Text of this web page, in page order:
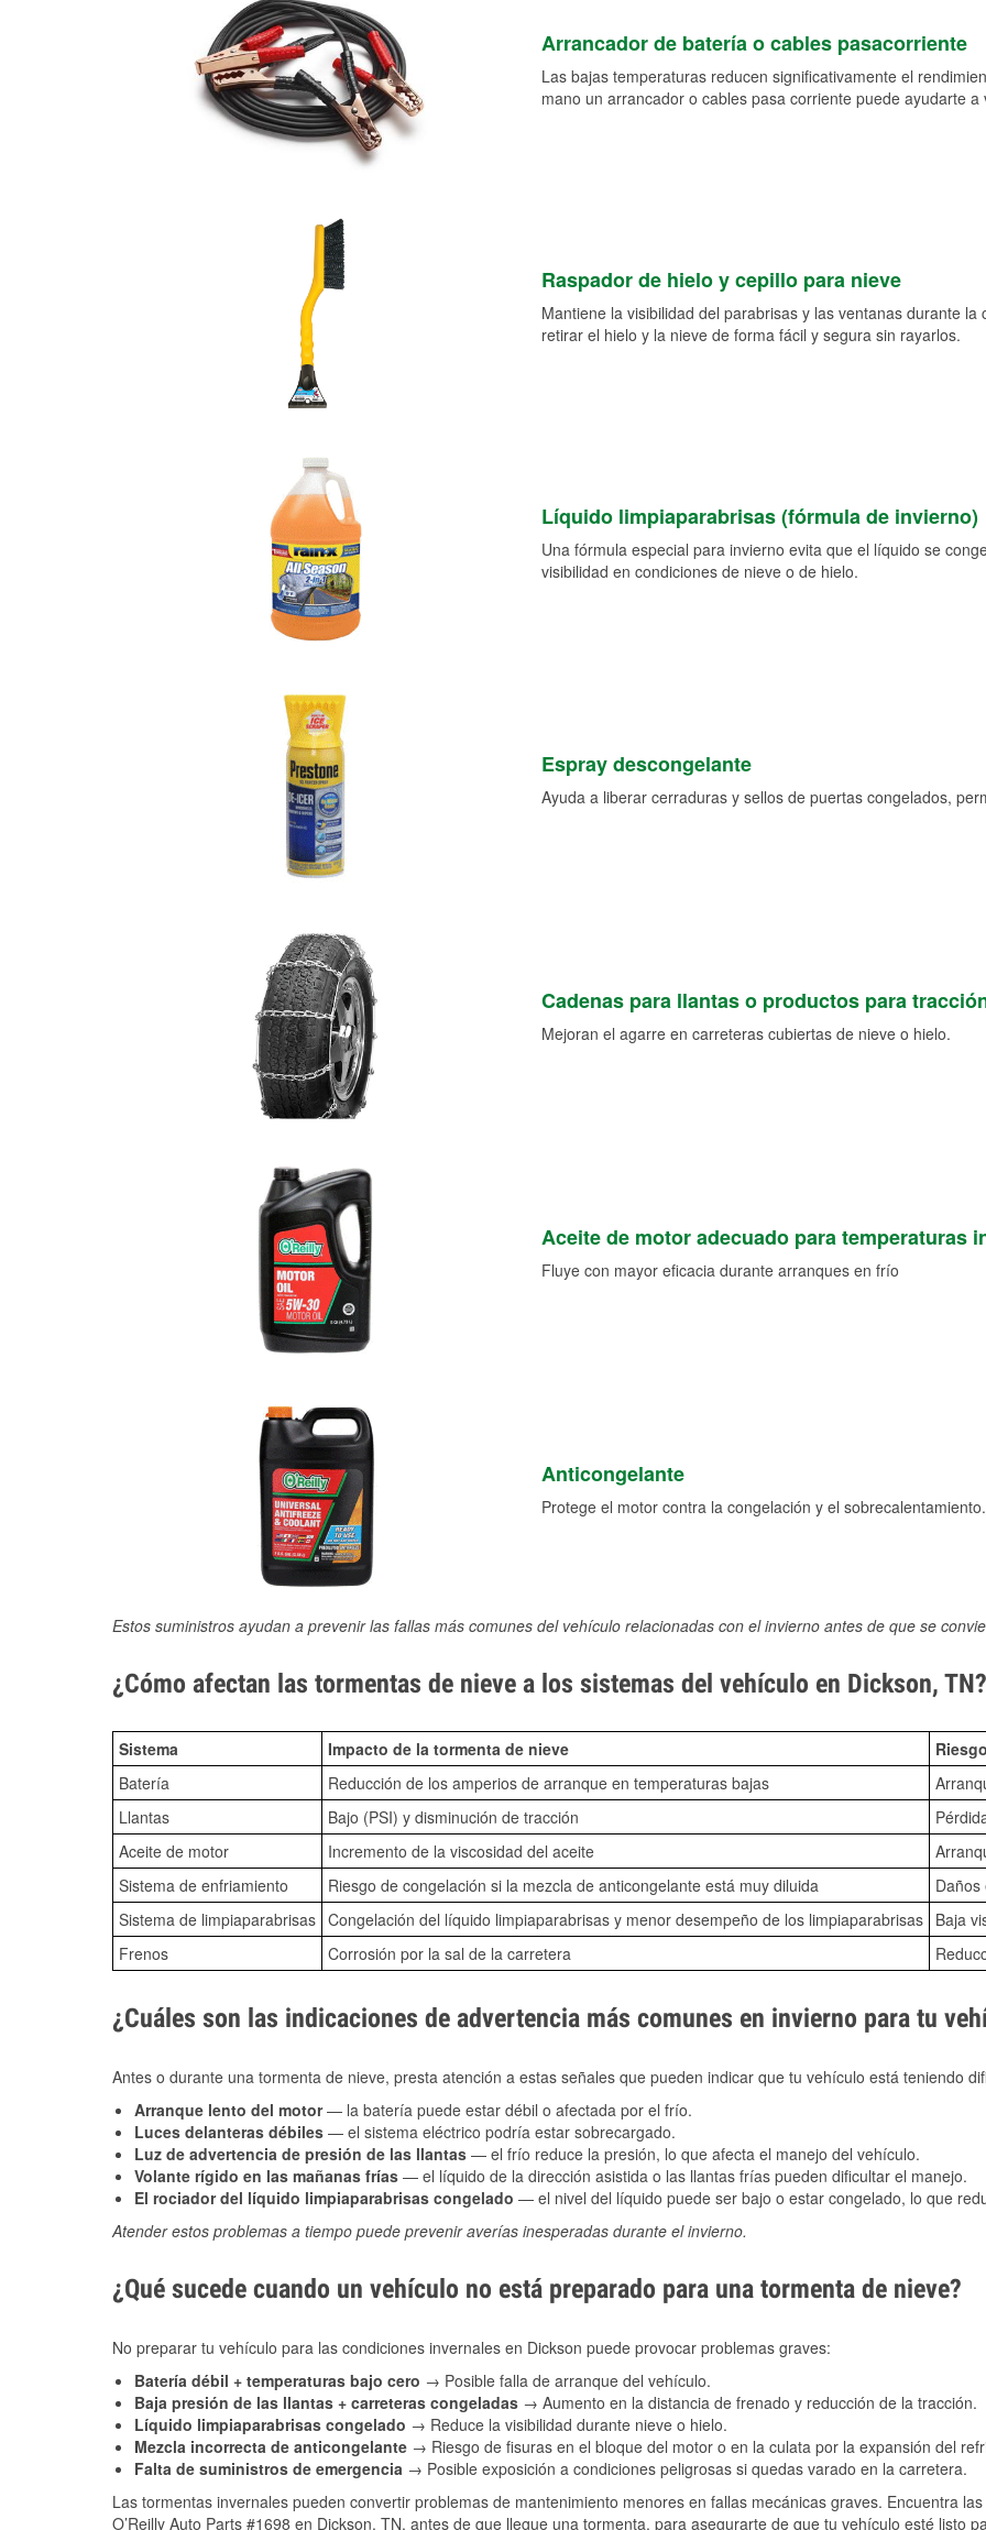
Arrancador de batería o cables pasacorriente
Las bajas temperaturas reducen significativamente el
mano un arrancador o cables pasa corriente puede ayudarte
Raspador de hielo y cepillo para nieve
Mantiene la visibilidad del parabrisas y las ventanas durante
retirar el hielo y la nieve de forma fácil y segura sin rayarlos.
Líquido limpiaparabrisas (fórmula de invierno)
Una fórmula especial para invierno evita que el líquido se
visibilidad en condiciones de nieve o de hielo.
Espray descongelante
Ayuda a liberar cerraduras y sellos de puertas congelados,
Cadenas para llantas o productos para
Mejoran el agarre en carreteras cubiertas de nieve o hielo.
Aceite de motor adecuado para temperaturas
Fluye con mayor eficacia durante arranques en frío
Anticongelante
Protege el motor contra la congelación y el sobrecalentamiento.
Estos suministros ayudan a prevenir las fallas más comunes del vehículo relacionadas con el invierno antes de que se
¿Cómo afectan las tormentas de nieve a los sistemas del vehículo en Dickson, TN?
Sistema Impacto de la tormenta de nieve
Batería
Reducción de los amperios de arranque en temperaturas bajas
Llantas
Bajo (PSI) y disminución de tracción
Aceite de motor
Incremento de la viscosidad del aceite
Sistema de enfriamiento
Riesgo de congelación si la mezcla de anticongelante está muy diluida
Sistema de limpiaparabrisas Congelación del líquido limpiaparabrisas y menor desempeño de los limpiaparabrisas Baja
Frenos
Corrosión por la sal de la carretera
¿Cuáles son las indicaciones de advertencia más comunes en invierno para tu
Antes o durante una tormenta de nieve, presta atención a estas señales que pueden indicar que tu vehículo está teniendo
Arranque lento del motor— la batería puede estar débil o afectada por el frío.
Luces delanteras débiles — el sistema eléctrico podría estar sobrecargado.
Luz de advertencia de presión de las llantas — el frío reduce la presión, lo que afecta el manejo del vehículo.
Volante rígido en las mañanas frías — el líquido de la dirección asistida o las llantas frías pueden dificultar el manejo.
El rociador del líquido limpiaparabrisas congelado — el nivel del líquido puede ser bajo o estar congelado, lo que
Atender estos problemas a tiempo puede prevenir averías inesperadas durante el invierno.
¿Qué sucede cuando un vehículo no está preparado para una tormenta de nieve?
No preparar tu vehículo para las condiciones invernales en Dickson puede provocar problemas graves:
Batería débil + temperaturas bajo cero → Posible falla de arranque del vehículo.
Baja presión de las llantas + carreteras congeladas → Aumento en la distancia de frenado y reducción de la tracción.
Líquido limpiaparabrisas congelado → Reduce la visibilidad durante nieve o hielo.
Mezcla incorrecta de anticongelante → Riesgo de fisuras en el bloque del motor o en la culata por la expansión del
Falta de suministros de emergencia → Posible exposición a condiciones peligrosas si quedas varado en la carretera.
Las tormentas invernales pueden convertir problemas de mantenimiento menores en fallas mecánicas graves. Encuentra
O’Reilly Auto Parts #1698 en Dickson, TN, antes de que llegue una tormenta, para asegurarte de que tu vehículo esté listo